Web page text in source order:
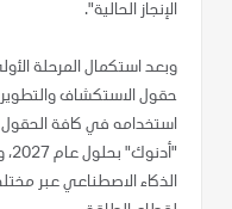
الإنجاز الحالية".
حقول الاستكشاف والتطوير
استخدامه في كافة الحقول
الذكاء الاصطناعي عبر